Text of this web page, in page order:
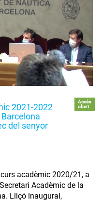
2021-2022
del senyor
Accés
obert
acadèmic 2020/21, a
Acadèmic de la
Lliçó inaugural,